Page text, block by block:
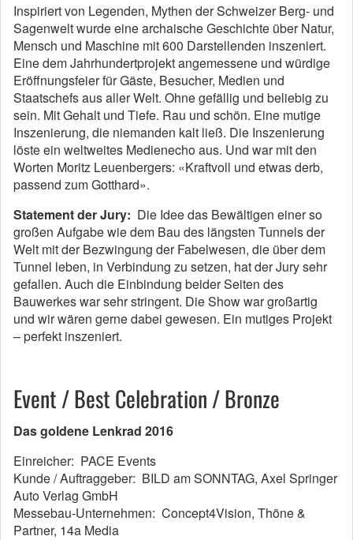
Inspiriert von Legenden, Mythen der Schweizer Berg- und
Sagenwelt wurde eine archaische Geschichte über Natur,
Mensch und Maschine mit 600 Darstellenden inszeniert.
Eine dem Jahrhundertprojekt angemessene und würdige
Eröffnungsfeier für Gäste, Besucher, Medien und
Staatschefs aus aller Welt. Ohne gefällig und beliebig zu
sein. Mit Gehalt und Tiefe. Rau und schön. Eine mutige
Inszenierung, die niemanden kalt ließ. Die Inszenierung
löste ein weltweites Medienecho aus. Und war mit den
Worten Moritz Leuenbergers: «Kraftvoll und etwas derb,
passend zum Gotthard».
Statement der Jury: Die Idee das Bewältigen einer so
großen Aufgabe wie dem Bau des längsten Tunnels der
Welt mit der Bezwingung der Fabelwesen, die über dem
Tunnel leben, in Verbindung zu setzen, hat der Jury sehr
gefallen. Auch die Einbindung beider Seiten des
Bauwerkes war sehr stringent. Die Show war großartig
und wir wären gerne dabei gewesen. Ein mutiges Projekt
– perfekt inszeniert.
Event / Best Celebration / Bronze
Das goldene Lenkrad 2016
Einreicher: PACE Events
Kunde / Auftraggeber: BILD am SONNTAG, Axel Springer
Auto Verlag GmbH
Messebau-Unternehmen: Concept4Vision, Thöne &
Partner, 14a Media